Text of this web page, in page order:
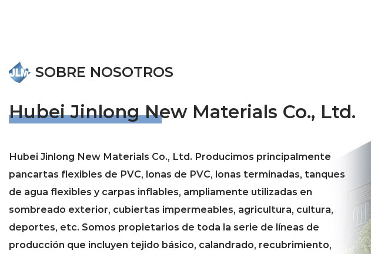
SOBRE NOSOTROS
Hubei Jinlong New Materials Co., Ltd.
Hubei Jinlong New Materials Co., Ltd. Producimos principalmente
pancartas flexibles de PVC, lonas de PVC, lonas terminadas, tanques
de agua flexibles y carpas inflables, ampliamente utilizadas en
sombreado exterior, cubiertas impermeables, agricultura, cultura,
deportes, etc. Somos propietarios de toda la serie de líneas de
producción que incluyen tejido básico, calandrado, recubrimiento,